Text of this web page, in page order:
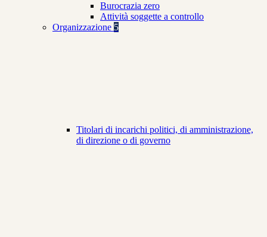
Burocrazia zero
Attività soggette a controllo
Organizzazione 5
Titolari di incarichi politici, di amministrazione,
di direzione o di governo